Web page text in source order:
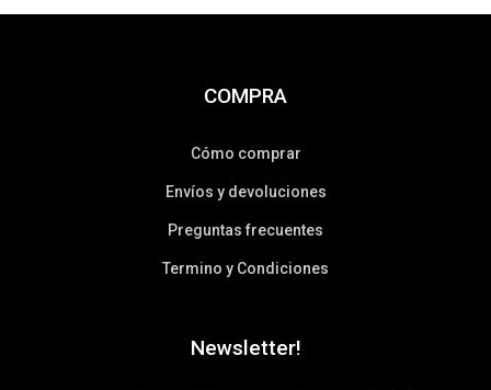
COMPRA
Cómo comprar
Envíos y devoluciones
Preguntas frecuentes
Termino y Condiciones
Newsletter!